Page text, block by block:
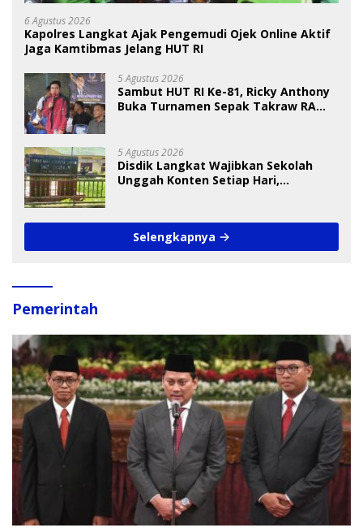
6 Agustus 2026
Kapolres Langkat Ajak Pengemudi Ojek Online Aktif
Jaga Kamtibmas Jelang HUT RI
5 Agustus 2026
Sambut HUT RI Ke-81, Ricky Anthony
Buka Turnamen Sepak Takraw RA
5 Agustus 2026
Disdik Langkat Wajibkan Sekolah
Unggah Konten Setiap Hari,
Selengkapnya
Pemerintah